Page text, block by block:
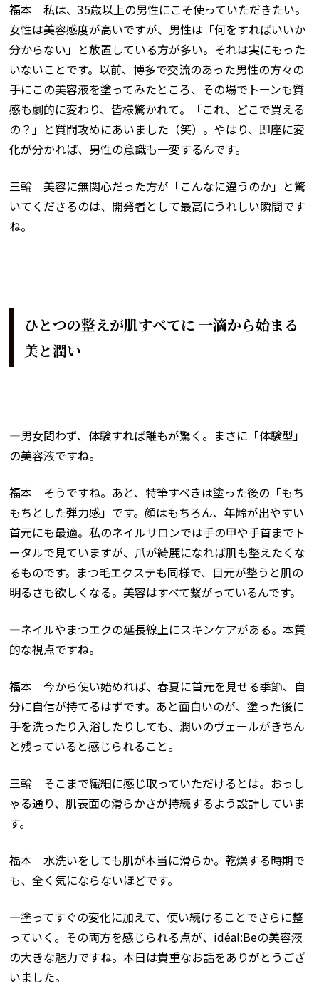
福本 私は、35歳以上の男性にこそ使っていただきたい。
女性は美容感度が高いですが、男性は「何をすればいいか
分からない」と放置している方が多い。それは実にもった
いないことです。以前、博多で交流のあった男性の方々の
手にこの美容液を塗ってみたところ、その場でトーンも質
感も劇的に変わり、皆様驚かれて。「これ、どこで買える
の？」と質問攻めにあいました（笑）。やはり、即座に変
化が分かれば、男性の意識も一変するんです。
三輪 美容に無関心だった方が「こんなに違うのか」と驚
いてくださるのは、開発者として最高にうれしい瞬間です
ね。
ひとつの整えが肌すべてに 一滴から始まる
美と潤い
―男女問わず、体験すれば誰もが驚く。まさに「体験型」
の美容液ですね。
福本 そうですね。あと、特筆すべきは塗った後の「もち
もちとした弾力感」です。顔はもちろん、年齢が出やすい
首元にも最適。私のネイルサロンでは手の甲や手首までト
ータルで見ていますが、爪が綺麗になれば肌も整えたくな
るものです。まつ毛エクステも同様で、目元が整うと肌の
明るさも欲しくなる。美容はすべて繋がっているんです。
―ネイルやまつエクの延長線上にスキンケアがある。本質
的な視点ですね。
福本 今から使い始めれば、春夏に首元を見せる季節、自
分に自信が持てるはずです。あと面白いのが、塗った後に
手を洗ったり入浴したりしても、潤いのヴェールがきちん
と残っていると感じられること。
三輪 そこまで繊細に感じ取っていただけるとは。おっし
ゃる通り、肌表面の滑らかさが持続するよう設計していま
す。
福本 水洗いをしても肌が本当に滑らか。乾燥する時期で
も、全く気にならないほどです。
―塗ってすぐの変化に加えて、使い続けることでさらに整
っていく。その両方を感じられる点が、 idéal:Beの美容液
の大きな魅力ですね。本日は貴重なお話をありがとうござ
いました。